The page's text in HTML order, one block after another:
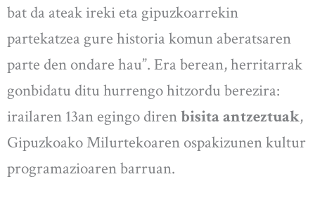
bat da ateak ireki eta gipuzkoarrekin
partekatzea gure historia komun aberatsaren
parte den ondare hau”. Era berean, herritarrak
gonbidatu ditu hurrengo hitzordu berezira:
irailaren 13an egingo direnbisita antzeztuak,
Gipuzkoako Milurtekoaren ospakizunen kultur
programazioaren barruan.